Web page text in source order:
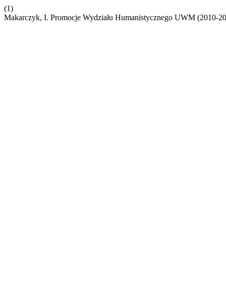
(1)
Makarczyk, I. Promocje Wydziału Humanistycznego UWM (2010-